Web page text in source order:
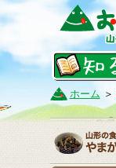
ホーム ＞